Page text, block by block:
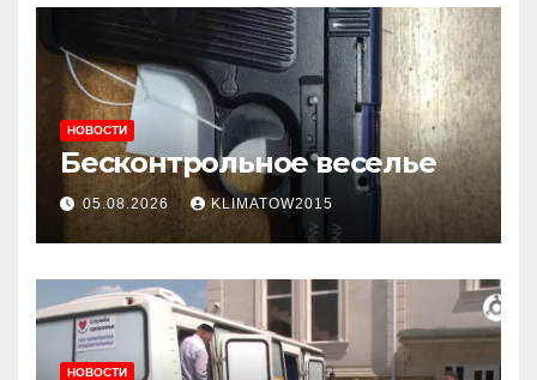
НОВОСТИ
Бесконтрольное веселье
05.08.2026 KLIMATOW2015
НОВОСТИ